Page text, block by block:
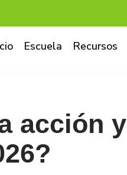
Escuela Recursos
acción y